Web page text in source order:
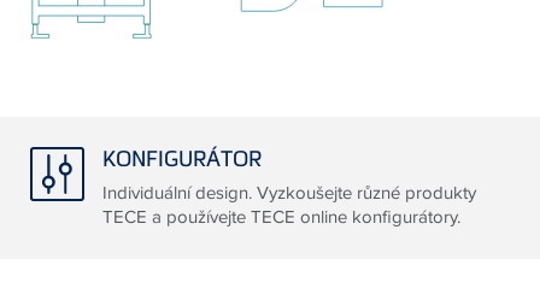
KONFIGURÁTOR
Individuální design. Vyzkoušejte různé produkty
TECE a používejte TECE online konfigurátory.